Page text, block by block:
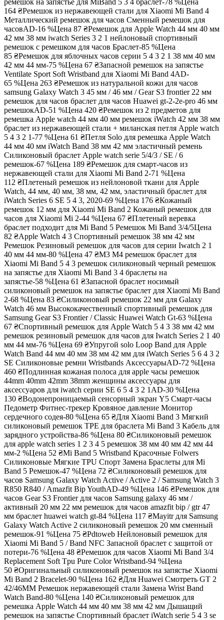
ремешок на запястье для MiBand 5 3 4 браслет-78 %Цена
164 ₴Ремешок из нержавеющей стали для Xiaomi Mi Band 4
Металлический ремешок для часов Сменный ремешок для
часовAD-16 %Цена 87 ₴Ремешок для Apple Watch 44 мм 40 мм
42 мм 38 мм iwatch Series 3 2 1 нейлоновый спортивный
ремешок с ремешком для часов Браслет-85 %Цена
85 ₴Ремешок для яблочных часов серии 5 4 3 2 1 38 мм 40 мм
42 мм 44 мм-75 %Цена 67 ₴Запасной ремешок на запястье
Ventilate Sport Soft Wristband для Xiaomi Mi Band 4AD-
65 %Цена 263 ₴Ремешок из натуральной кожи для часов
samsung Galaxy Watch 3 45 мм / 46 мм / Gear S3 frontier 22 мм
ремешок для часов браслет для часов Huawei gt-2-2e-pro 46 мм
ремешокAD-51 %Цена 420 ₴Ремешок из 2 предметов для
ремешка Apple watch 44 мм 40 мм ремешок iWatch 42 мм 38 мм
браслет из нержавеющей стали + миланская петля Apple watch
5 4 3 2 1-77 %Цена 61 ₴Петля Solo для ремешка Apple Watch
44 мм 40 мм iWatch Band 38 мм 42 мм эластичный ремень
Силиконовый браслет Apple watch serie 5/4/3 / SE / 6
ремешок-67 %Цена 189 ₴Ремешок для смарт-часов из
нержавеющей стали для Xiaomi Mi Band 2-71 %Цена
112 ₴Плетеный ремешок из нейлоновой ткани для Apple
Watch, 44 мм, 40 мм, 38 мм, 42 мм, эластичный браслет для
iWatch Series 6 SE 5 4 3, 2020-69 %Цена 176 ₴Кожаный
ремешок 12 мм для Xiaomi Mi Band 2 Кожаный ремешок для
часов для Xiaomi Mi 2-44 %Цена 67 ₴Плетеный веревка
браслет подходит для Mi Band 5 Ремешок Mi Band 3/4/5Цена
82 ₴Apple Watch 4 3 Спортивный ремешок 38 мм 42 мм
Ремешок Резиновый ремешок для часов для серии Iwatch 2 1
40 мм 44 мм-80 %Цена 47 ₴M3 M4 ремешок браслет для
Xiaomi Mi Band 5 4 3 ремешок силиконовый черный ремешок
на запястье для Xiaomi Mi Band 3 4 браслеты на
запястье-58 %Цена 61 ₴Запасной браслет носимый
силиконовый ремешок на запястье браслет для Xiaomi Mi Band
2-68 %Цена 83 ₴Силиконовый ремешок 22 мм для Galaxy
Watch 46 мм Высококачественный спортивный ремешок для
Samsung Gear S3 Frontier / Classic Huawei Watch Gt-63 %Цена
67 ₴Спортивный ремешок для Apple Watch 5 4 3 38 мм 42 мм
ремешок резиновый ремешок для часов для Iwatch Series 2 1 40
мм 44 мм-76 %Цена 69 ₴Упругой solo Loop Band для Apple
Watch Band 44 мм 40 мм 38 мм 42 мм для iWatch Series 5 6 4 3 2
SE Силиконовые ремни Wristbands АксессуарыAD-72 %Цена
460 ₴Подлинная кожаная полоса для apple часы ремешок
44mm 40mm 42mm 38mm женщины аксессуары для
аксессуаров для iwatch серии SE 6 5 4 3 2 1AD-30 %Цена
130 ₴Водонепроницаемый сенсорный экран Y5 Смарт-часы
Педометр Фитнес-трекер Кровяное давление Монитор
сердечного содея-80 %Цена 65 ₴Для Xiaomi Band 3 Мягкий
силиконовый ремешок TPE для браслета Mi Band 3 Кабель для
зарядного устройства-86 %Цена 80 ₴Силиконовый ремешок
для apple watch series 1 2 3 4 5 ремешок 38 мм 40 мм 42 мм 44
мм-2 %Цена 52 ₴Mi Band 5 Wristband Красочные Folwers
Силиконовые Мягкие TPU Спорт Замена Браслеты для Mi
Band 5 Ремешок-47 %Цена 72 ₴Силиконовый ремешок для
часов Samsung Galaxy Watch Active / Active 2 / Samsung Watch 3
R850 R840 / Amazfit Bip YouthAD-49 %Цена 146 ₴Ремешок для
часов Gear S3 Frontier для часов Samsung galaxy 46 мм /
активный 20 мм 22 мм ремешок для часов amazfit bip / gtr 47
мм браслет huawei watch gt-84 %Цена 117 ₴Mayitr для Samsung
Galaxy Watch Active 2 силиконовый ремешок 20 мм сменный
ремешок-91 %Цена 75 ₴Pdtoweb Нейлоновый ремешок для
Xiaomi Mi Band 5 / Band NFC Запасной браслет с защитой от
потери-76 %Цена 48 ₴Ремешок для часов Xiaomi Mi Band 3/4
Replacement Soft Tpu Pure Color Wristband-94 %Цена
50 ₴Оригинальный силиконовый ремешок на запястье Xiaomi
Mi Band 2 Bracelet-90 %Цена 162 ₴Для Huawei Смотреть GT 2
42/46MM Ремешок нержавеющей стали Замена Wrist Band
Watch Band-80 %Цена 140 ₴Силиконовый ремешок для
ремешка Apple Watch 44 мм 40 мм 38 мм 42 мм Дышащий
ремешок на запястье Спортивный браслет iWatch serie 5 4 3 se